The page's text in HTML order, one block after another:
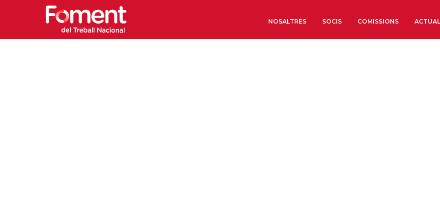
NOSALTRES SOCIS COMISSIONS